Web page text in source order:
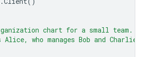
chart for a small team.
Alice, who manages Bob and Charlie.